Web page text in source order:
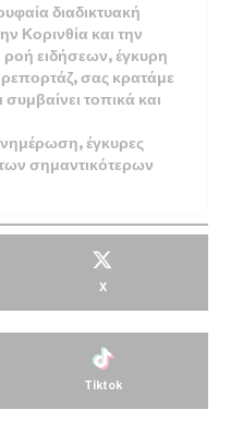
διαδικτυακή
Κορινθία και την
ειδήσεων, έγκυρη
σας κρατάμε
τοπικά και
έγκυρες
σημαντικότερων
X
Tiktok